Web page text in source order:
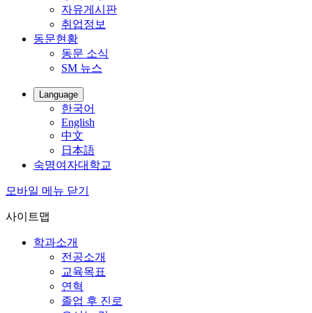
자유게시판
취업정보
동문현황
동문 소식
SM 뉴스
Language
한국어
English
中文
日本語
숙명여자대학교
모바일 메뉴 닫기
사이트맵
학과소개
전공소개
교육목표
연혁
졸업 후 진로